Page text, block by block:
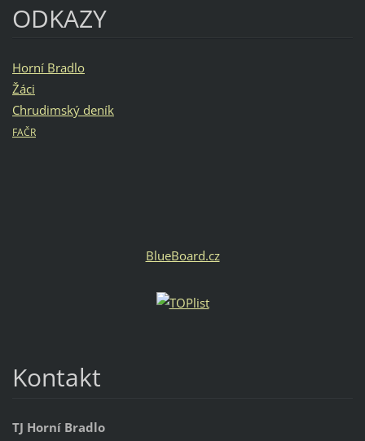
ODKAZY
Horní Bradlo
Žáci
Chrudimský deník
FAČR
BlueBoard.cz
Kontakt
TJ Horní Bradlo